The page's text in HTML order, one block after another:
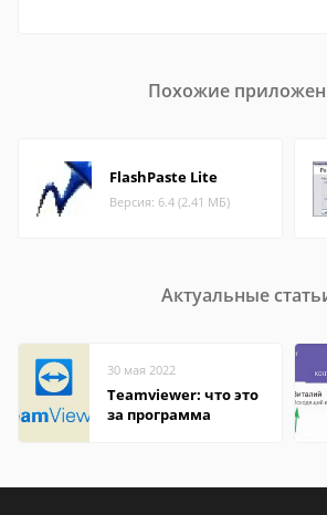
Похожие
FlashPaste Lite
Версия: 6.4 (2.41 МБ)
Актуальные
30 мая 2022
Teamviewer: что это
за программа